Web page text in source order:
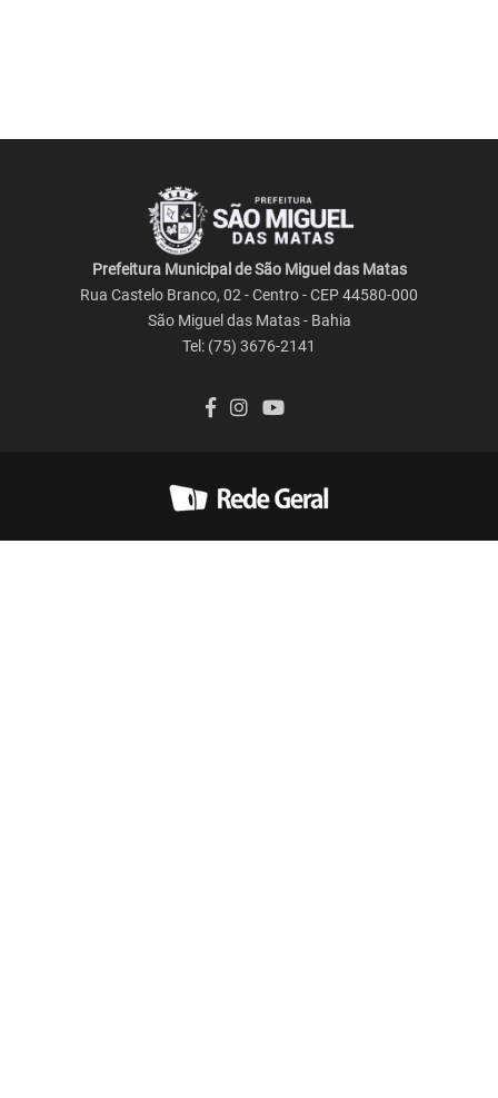
Prefeitura Municipal de São Miguel das Matas
Rua Castelo Branco, 02 - Centro - CEP 44580-000
São Miguel das Matas - Bahia
Tel: (75) 3676-2141